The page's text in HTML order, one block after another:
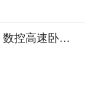
YKS3612 A III CNC 数控高速卧式滚齿机